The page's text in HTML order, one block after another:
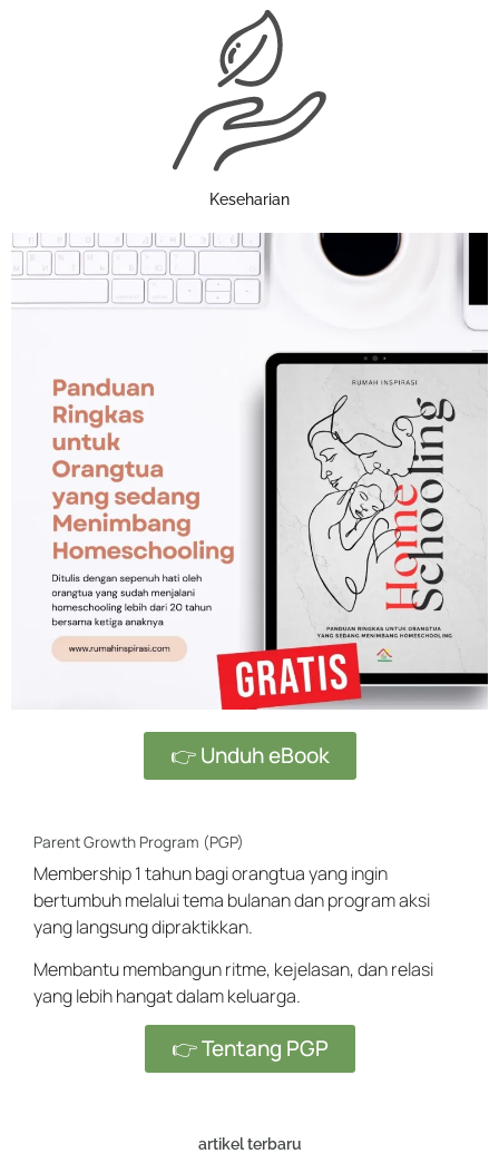
Keseharian
👉 Unduh eBook
Parent Growth Program (PGP)
Membership 1 tahun bagi orangtua yang ingin
bertumbuh melalui tema bulanan dan program aksi
yang langsung dipraktikkan.
Membantu membangun ritme, kejelasan, dan relasi
yang lebih hangat dalam keluarga.
👉 Tentang PGP
artikel terbaru